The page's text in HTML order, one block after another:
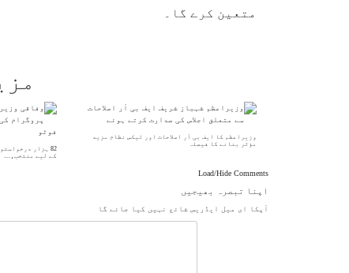
متعین کرے گا۔
کے لیے منتخب،…
وزیراعظم کا ایف بی آر اصلاحات اور ٹیکس نظام مزید
مؤثر بنانے کا فیصلہ
Load/Hide Comments
اپنا تبصرہ بھیجیں
آپکا ای میل ایڈریس شائع نہیں کیا جائے گا